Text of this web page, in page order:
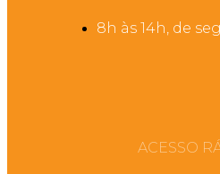
8h às 14h, de
ACESSO